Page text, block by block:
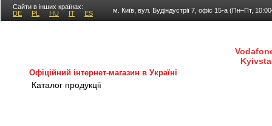
Сайти в інших країнах:
DE
PL HU IT ES м. Київ, вул. Будіндустрії 7, офіс 15-а (Пн–Пт,
Офіційний інтернет-магазин в Україні
Каталог продукції